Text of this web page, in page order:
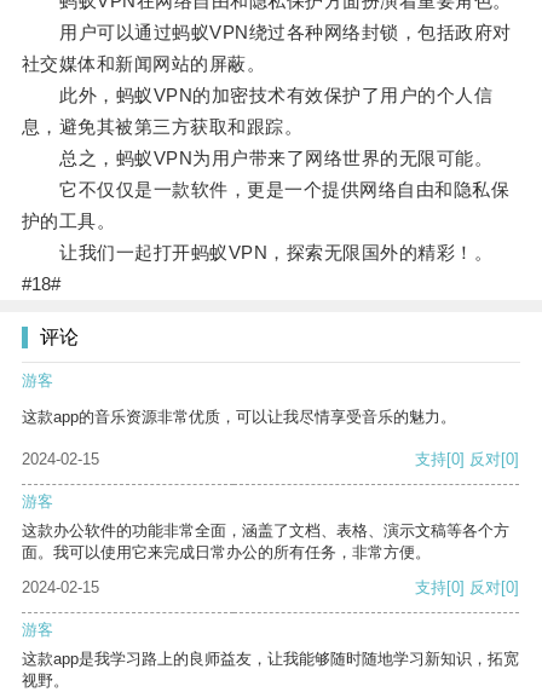
用户可以通过蚂蚁VPN绕过各种网络封锁，包括政府对
社交媒体和新闻网站的屏蔽。
此外，蚂蚁VPN的加密技术有效保护了用户的个人信
息，避免其被第三方获取和跟踪。
总之，蚂蚁VPN为用户带来了网络世界的无限可能。
它不仅仅是一款软件，更是一个提供网络自由和隐私保
护的工具。
让我们一起打开蚂蚁VPN，探索无限国外的精彩！。
#18#
评论
游客
这款app的音乐资源非常优质，可以让我尽情享受音乐的魅力。
2024-02-15 支持[0] 反对[0]
游客
这款办公软件的功能非常全面，涵盖了文档、表格、演示文稿等各个方
面。我可以使用它来完成日常办公的所有任务，非常方便。
2024-02-15
支持[0] 反对[0]
游客
这款app是我学习路上的良师益友，让我能够随时随地学习新知识，拓宽
视野。